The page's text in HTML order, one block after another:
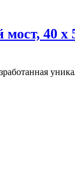
40 х